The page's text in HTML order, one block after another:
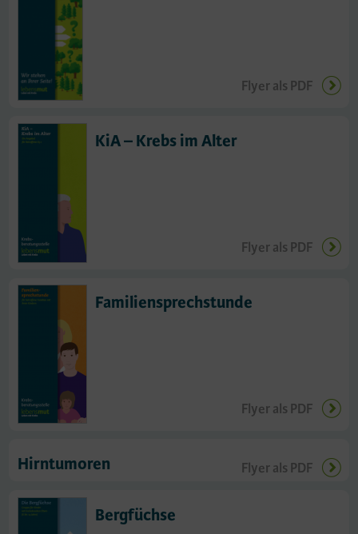
Flyer als PDF
KiA – Krebs im Alter
Flyer als PDF
Familien­sprechstunde
Flyer als PDF
Hirntumoren Flyer als PDF
Bergfüchse